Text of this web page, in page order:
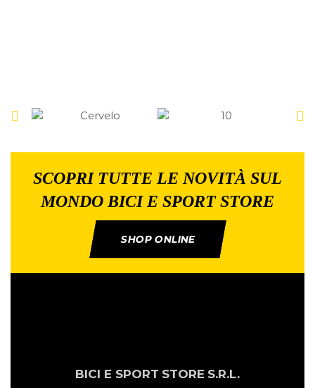
SCOPRI TUTTE LE NOVITÀ SUL
MONDO BICI E SPORT STORE
SHOP ONLINE
BICI E SPORT STORE S.R.L.